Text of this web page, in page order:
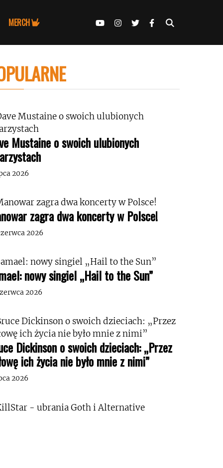
MERCH
Mustaine o swoich ulubionych
2026
zagra dwa koncerty w Polsce!
2026
nowy singiel „Hail to the Sun”
2026
Dickinson o swoich dzieciach: „Przez
ich życia nie było mnie z nimi”
2026